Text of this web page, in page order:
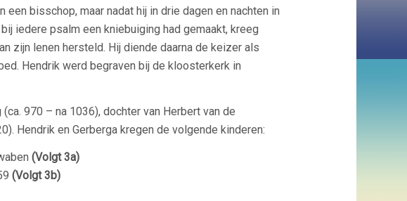
bisschop, maar nadat hij in drie dagen en nachten in
iedere psalm een kniebuiging had gemaakt, kreeg
zijn lenen hersteld. Hij diende daarna de keizer als
Hendrik werd begraven bij de kloosterkerk in
970 – na 1036), dochter van Herbert van de
Hendrik en Gerberga kregen de volgende kinderen:
(Volgt 3a)
(Volgt 3b)